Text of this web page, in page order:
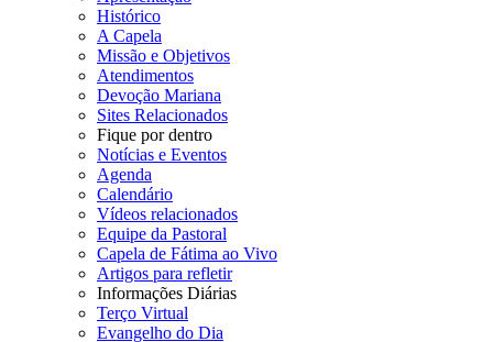
Histórico
A Capela
Missão e Objetivos
Atendimentos
Devoção Mariana
Sites Relacionados
Fique por dentro
Notícias e Eventos
Agenda
Calendário
Vídeos relacionados
Equipe da Pastoral
Capela de Fátima ao Vivo
Artigos para refletir
Informações Diárias
Terço Virtual
Evangelho do Dia